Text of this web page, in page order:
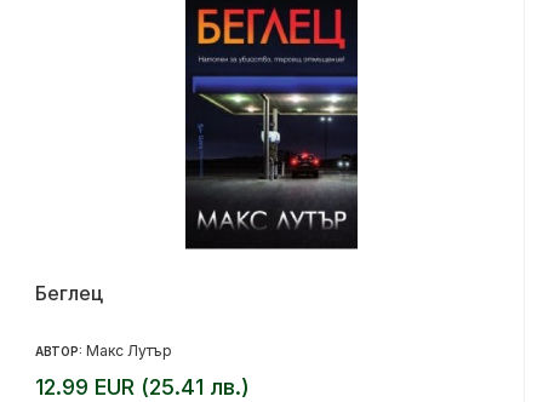
Беглец
АВТОР: Макс Лутър
12.99 EUR (25.41 лв.)